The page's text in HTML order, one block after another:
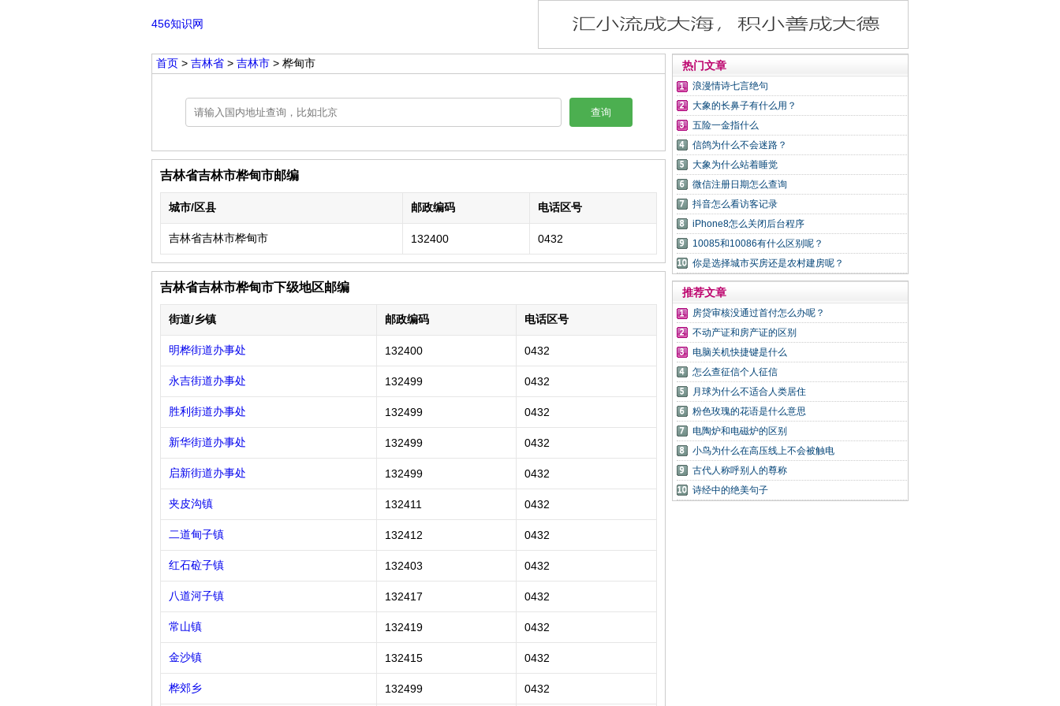
456知识网
首页 > 吉林省 > 吉林市 > 桦甸市
查询
吉林省吉林市桦甸市邮编
城市/区县 邮政编码 电话区号
吉林省吉林市桦甸市 132400 0432
吉林省吉林市桦甸市下级地区邮编
街道/乡镇 邮政编码 电话区号
明桦街道办事处 132400 0432
永吉街道办事处 132499 0432
胜利街道办事处 132499 0432
新华街道办事处 132499 0432
启新街道办事处 132499 0432
夹皮沟镇 132411 0432
二道甸子镇 132412 0432
红石砬子镇 132403 0432
八道河子镇 132417 0432
常山镇 132419 0432
金沙镇 132415 0432
桦郊乡 132499 0432
热门文章
浪漫情诗七言绝句
大象的长鼻子有什么用？
五险一金指什么
信鸽为什么不会迷路？
大象为什么站着睡觉
微信注册日期怎么查询
抖音怎么看访客记录
iPhone8怎么关闭后台程序
10085和10086有什么区别呢？
你是选择城市买房还是农村建房呢？
推荐文章
房贷审核没通过首付怎么办呢？
不动产证和房产证的区别
电脑关机快捷键是什么
怎么查征信个人征信
月球为什么不适合人类居住
粉色玫瑰的花语是什么意思
电陶炉和电磁炉的区别
小鸟为什么在高压线上不会被触电
古代人称呼别人的尊称
诗经中的绝美句子